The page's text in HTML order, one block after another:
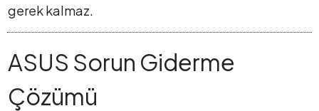
gerek kalmaz.
ASUS Sorun Giderme
Çözümü